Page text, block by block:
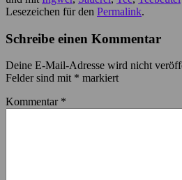
Lesezeichen für den Permalink.
Schreibe einen Kommentar
Deine E-Mail-Adresse wird nicht
Felder sind mit * markiert
Kommentar *